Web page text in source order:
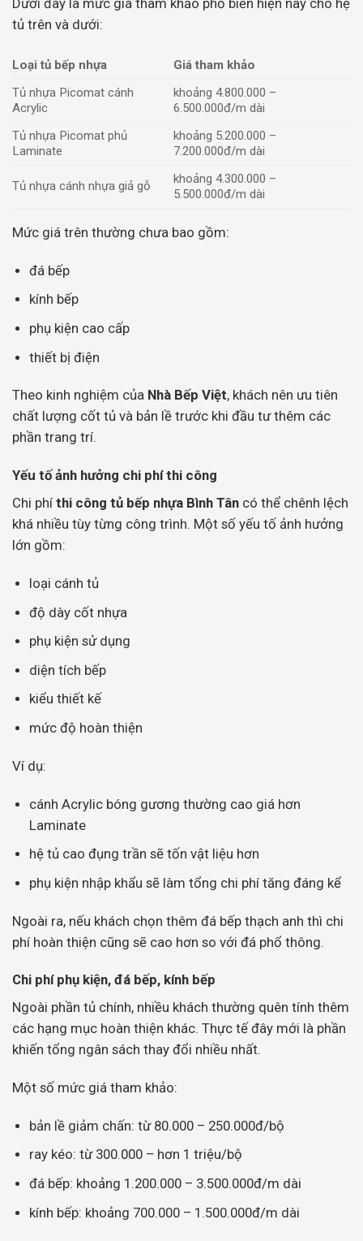
Dưới đây là mức giá tham khảo phổ biến hiện nay cho hệ
tủ trên và dưới:
Loại tủ bếp nhựa
Giá tham khảo
Tủ nhựa Picomat cánh
Acrylic
khoảng 4.800.000 –
6.500.000đ/m dài
Tủ nhựa Picomat phủ
Laminate
khoảng 5.200.000 –
7.200.000đ/m dài
Tủ nhựa cánh nhựa giả gỗ
khoảng 4.300.000 –
5.500.000đ/m dài
Mức giá trên thường chưa bao gồm:
đá bếp
kính bếp
phụ kiện cao cấp
thiết bị điện
Theo kinh nghiệm của Nhà Bếp Việt, khách nên ưu tiên
chất lượng cốt tủ và bản lề trước khi đầu tư thêm các
phần trang trí.
Yếu tố ảnh hưởng chi phí thi công
Chi phí thi công tủ bếp nhựa Bình Tân có thể chênh lệch
khá nhiều tùy từng công trình. Một số yếu tố ảnh hưởng
lớn gồm:
loại cánh tủ
độ dày cốt nhựa
phụ kiện sử dụng
diện tích bếp
kiểu thiết kế
mức độ hoàn thiện
Ví dụ:
cánh Acrylic bóng gương thường cao giá hơn
Laminate
hệ tủ cao đụng trần sẽ tốn vật liệu hơn
phụ kiện nhập khẩu sẽ làm tổng chi phí tăng đáng kể
Ngoài ra, nếu khách chọn thêm đá bếp thạch anh thì chi
phí hoàn thiện cũng sẽ cao hơn so với đá phổ thông.
Chi phí phụ kiện, đá bếp, kính bếp
Ngoài phần tủ chính, nhiều khách thường quên tính thêm
các hạng mục hoàn thiện khác. Thực tế đây mới là phần
khiến tổng ngân sách thay đổi nhiều nhất.
Một số mức giá tham khảo:
bản lề giảm chấn: từ 80.000 – 250.000đ/bộ
ray kéo: từ 300.000 – hơn 1 triệu/bộ
đá bếp: khoảng 1.200.000 – 3.500.000đ/m dài
kính bếp: khoảng 700.000 – 1.500.000đ/m dài